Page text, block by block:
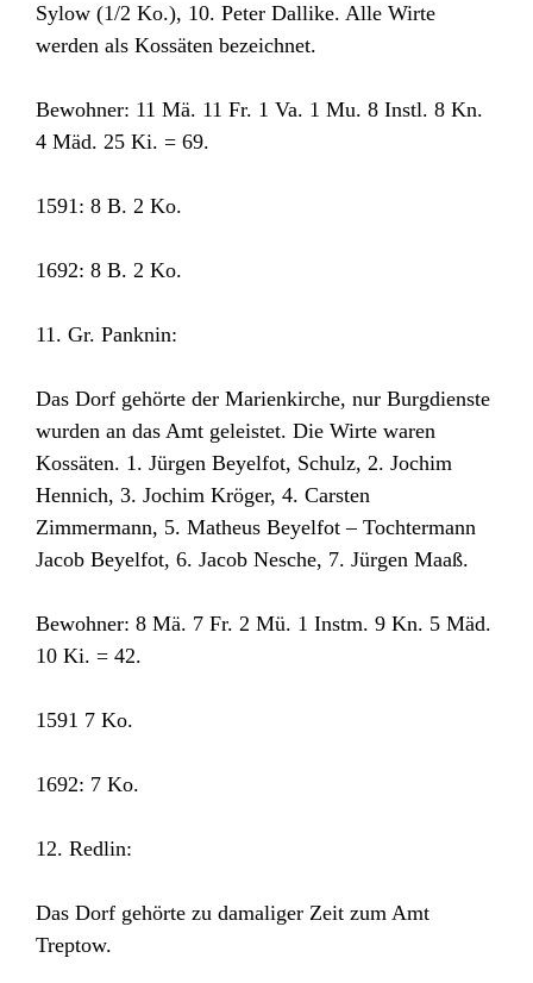
Sylow (1/2 Ko.), 10. Peter Dallike. Alle Wirte
werden als Kossäten bezeichnet.
Bewohner: 11 Mä. 11 Fr. 1 Va. 1 Mu. 8 Instl. 8 Kn.
4 Mäd. 25 Ki. = 69.
1591: 8 B. 2 Ko.
1692: 8 B. 2 Ko.
11. Gr. Panknin:
Das Dorf gehörte der Marienkirche, nur Burgdienste
wurden an das Amt geleistet. Die Wirte waren
Kossäten. 1. Jürgen Beyelfot, Schulz, 2. Jochim
Hennich, 3. Jochim Kröger, 4. Carsten
Zimmermann, 5. Matheus Beyelfot – Tochtermann
Jacob Beyelfot, 6. Jacob Nesche, 7. Jürgen Maaß.
Bewohner: 8 Mä. 7 Fr. 2 Mü. 1 Instm. 9 Kn. 5 Mäd.
10 Ki. = 42.
1591 7 Ko.
1692: 7 Ko.
12. Redlin:
Das Dorf gehörte zu damaliger Zeit zum Amt
Treptow.